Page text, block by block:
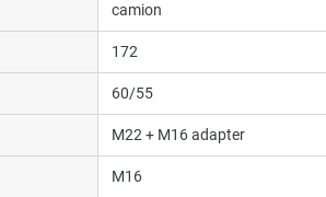
camion
172
60/55
M22 + M16 adapter
M16